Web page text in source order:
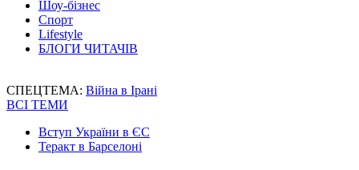
Шоу-бізнес
Спорт
Lifestyle
БЛОГИ ЧИТАЧІВ
СПЕЦТЕМА: Війна в Ірані
ВСІ ТЕМИ
Вступ України в ЄС
Теракт в Барселоні